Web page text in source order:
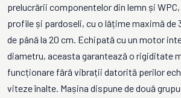
prelucrării componentelor din lemn și
profile și pardoseli, cu o lățime maximă de
de până la 20 cm. Echipată cu un motor
diametru, aceasta garantează o rigiditate
funcționare fără vibrații datorită perilor
viteze înalte. Mașina dispune de două